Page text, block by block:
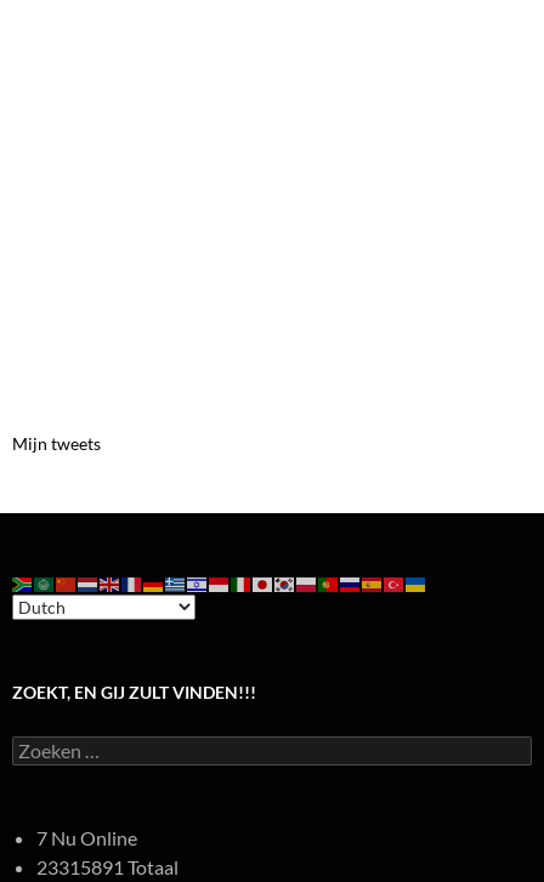
Mijn tweets
ZOEKT, EN GIJ ZULT VINDEN!!!
Zoeken
naar:
7 Nu Online
23315891 Totaal